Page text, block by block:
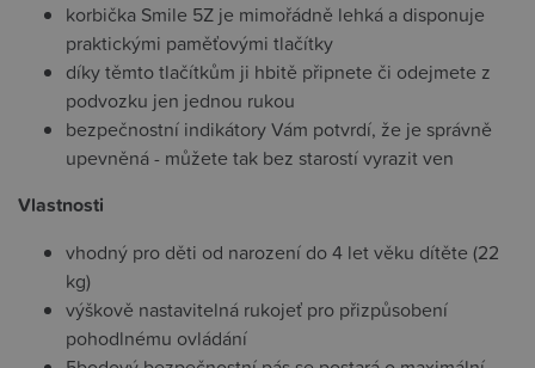
korbička Smile 5Z je mimořádně lehká a disponuje
praktickými paměťovými tlačítky
díky těmto tlačítkům ji hbitě připnete či odejmete z
podvozku jen jednou rukou
bezpečnostní indikátory Vám potvrdí, že je správně
upevněná - můžete tak bez starostí vyrazit ven
Vlastnosti
vhodný pro děti od narození do 4 let věku dítěte (22
kg)
výškově nastavitelná rukojeť pro přizpůsobení
pohodlnému ovládání